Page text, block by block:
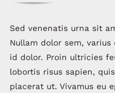
Sed venenatis urna sit
Nullam dolor sem,
id dolor. Proin ultricies
lobortis risus sapien,
placerat ut. Vivamus eu